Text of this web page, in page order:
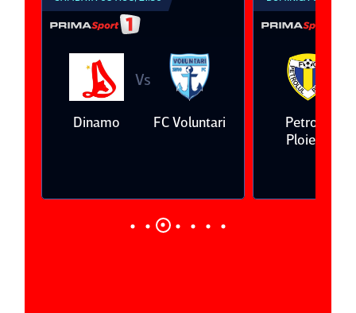
Dinamo
Vs
FC Voluntari
Petrolul
Ploieşti